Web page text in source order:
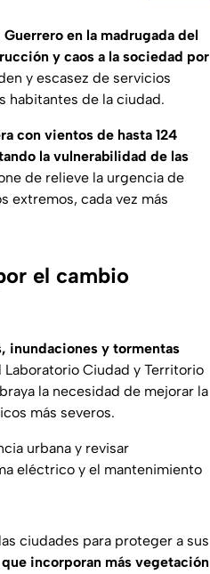
en la madrugada del
y caos a la sociedad por
y escasez de servicios
habitantes de la ciudad.
con vientos de hasta 124
la vulnerabilidad de las
de relieve la urgencia de
extremos, cada vez más
el cambio
inundaciones y tormentas
Ciudad y Territorio
la necesidad de mejorar la
más severos.
urbana y revisar
eléctrico y el mantenimiento
ciudades para proteger a sus
incorporan más vegetación